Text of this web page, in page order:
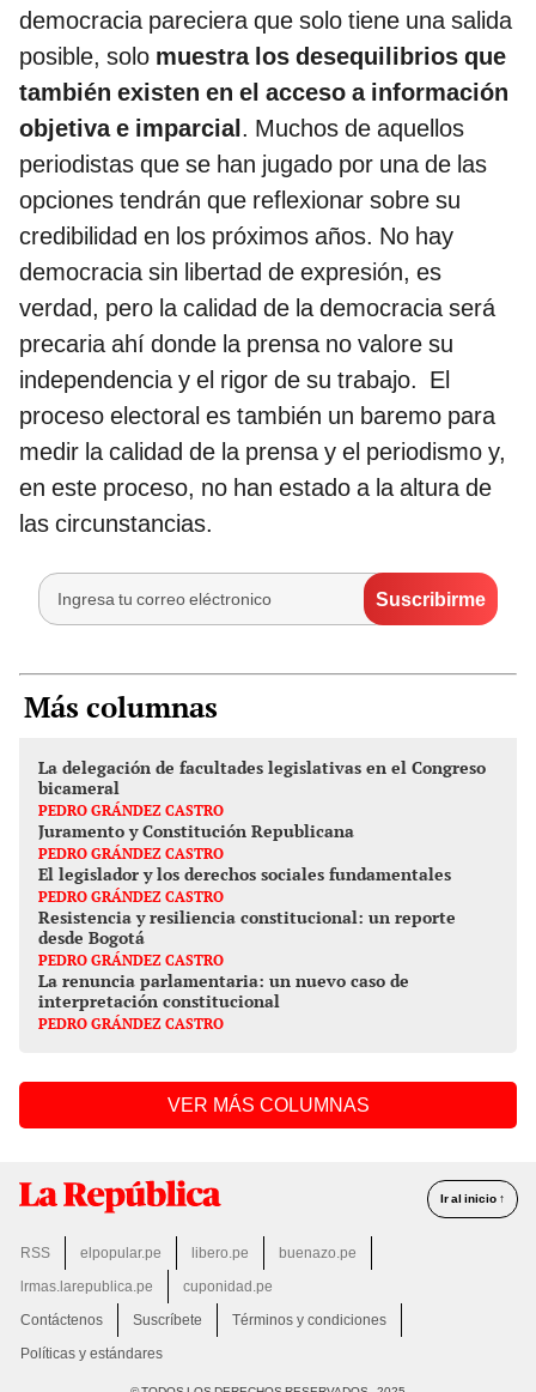
democracia pareciera que solo tiene una salida
posible, solo muestra los desequilibrios que
también existen en el acceso a información
objetiva e imparcial. Muchos de aquellos
periodistas que se han jugado por una de las
opciones tendrán que reflexionar sobre su
credibilidad en los próximos años. No hay
democracia sin libertad de expresión, es
verdad, pero la calidad de la democracia será
precaria ahí donde la prensa no valore su
independencia y el rigor de su trabajo. El
proceso electoral es también un baremo para
medir la calidad de la prensa y el periodismo y,
en este proceso, no han estado a la altura de
las circunstancias.
Más columnas
La delegación de facultades legislativas en el Congreso
bicameral
PEDRO GRÁNDEZ CASTRO
Juramento y Constitución Republicana
PEDRO GRÁNDEZ CASTRO
El legislador y los derechos sociales fundamentales
PEDRO GRÁNDEZ CASTRO
Resistencia y resiliencia constitucional: un reporte
desde Bogotá
PEDRO GRÁNDEZ CASTRO
La renuncia parlamentaria: un nuevo caso de
interpretación constitucional
PEDRO GRÁNDEZ CASTRO
VER MÁS COLUMNAS
Ir al inicio ↑
RSS elpopular.pe libero.pe
buenazo.pe
lrmas.larepublica.pe
cuponidad.pe
Contáctenos
Suscríbete
Términos y condiciones
Políticas y estándares